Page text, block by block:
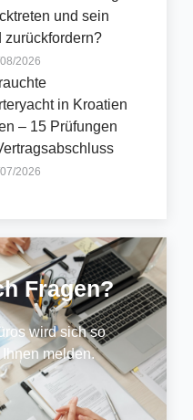
und sein
zurückfordern?
2026
in Kroatien
– 15 Prüfungen
2026
Fragen?
wird sich so
melden.